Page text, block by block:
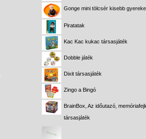
Gonge mini tölcsér kisebb
Piratatak
Kac Kac kukac társasjáték
Dobble játék
Dixit társasjáték
Zingo a Bingó
BrainBox, Az időutazó,
társasjáték